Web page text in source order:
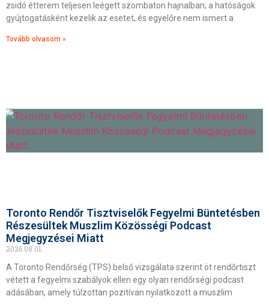
zsidó étterem teljesen leégett szombaton hajnalban; a hatóságok
gyújtogatásként kezelik az esetet, és egyelőre nem ismert a
Tovább olvasom »
Toronto Rendőr Tisztviselők Fegyelmi Büntetésben
Részesültek Muszlim Közösségi Podcast
Megjegyzései Miatt
2026.08.01.
A Toronto Rendőrség (TPS) belső vizsgálata szerint öt rendőrtiszt
vétett a fegyelmi szabályok ellen egy olyan rendőrségi podcast
adásában, amely túlzottan pozitívan nyilatkozott a muszlim